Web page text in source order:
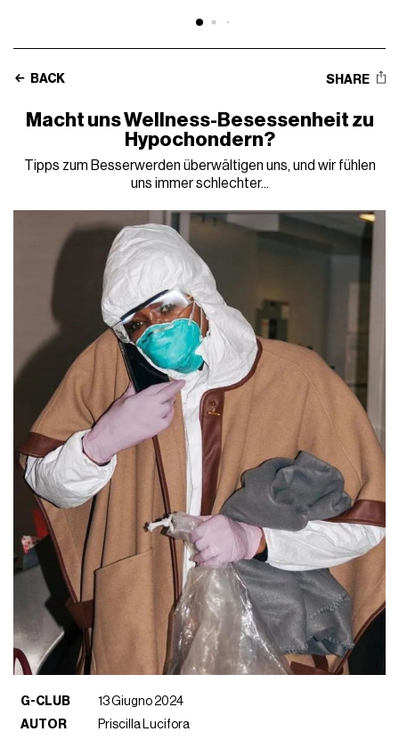
BACK SHARE
Macht uns Wellness-Besessenheit zu
Hypochondern?
Tipps zum Besserwerden überwältigen uns, und wir fühlen
uns immer schlechter...
G-CLUB
13 Giugno 2024
AUTOR
Priscilla Lucifora